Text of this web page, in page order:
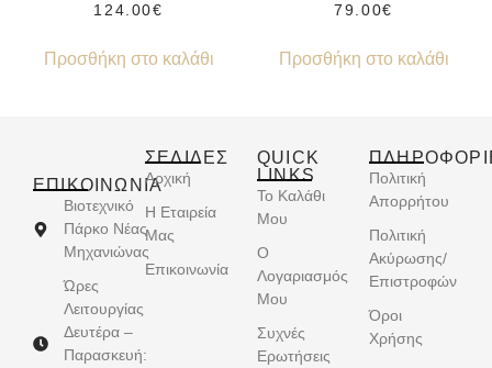
124.00€
Προσθήκη στο καλάθι
79.00€
Προσθήκη στο καλάθι
ΕΠΙΚΟΙΝΩΝΊΑ
Βιοτεχνικό
Πάρκο Νέας
Μηχανιώνας
Ώρες
Λειτουργίας
Δευτέρα –
Παρασκευή:
ΣΕΛΙΔΕΣ
Αρχική
Η Εταιρεία
Μας
Επικοινωνία
QUICK
LINKS
Το Καλάθι
Μου
Ο
Λογαριασμός
Μου
Συχνές
Ερωτήσεις
Πολιτική
Απορρήτου
Πολιτική
Ακύρωσης/
Επιστροφών
Όροι
Χρήσης